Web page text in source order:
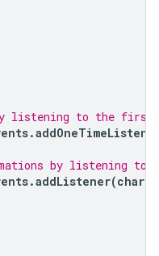
listening to the first
.
by listening to
.addListener(chart